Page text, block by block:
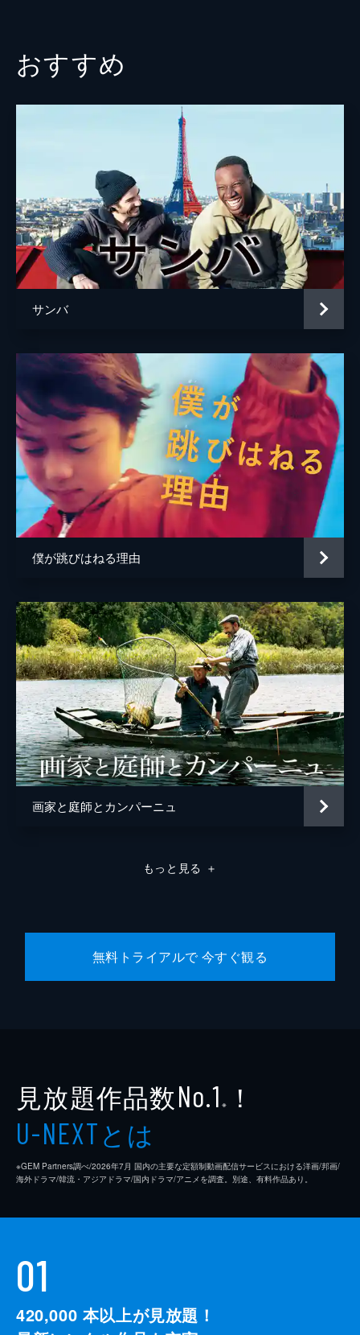
おすすめ
サンバ
僕が跳びはねる理由
画家と庭師とカンパーニュ
もっと見る ＋
無料トライアルで 今すぐ観る
見放題作品数No.1 ※ ！
U-NEXTとは
※GEM Partners調べ/2026年7⽉ 国内の主要な定額制動画配信サービスにおける洋画/邦画/
海外ドラマ/韓流・アジアドラマ/国内ドラマ/アニメを調査。別途、有料作品あり。
01
420,000 本以上が見放題！